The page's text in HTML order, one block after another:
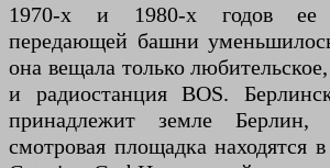
1970-х и 1980-х годов ее
передающей башни
она вещала только
и радиостанция BOS.
принадлежит земле
смотровая площадка находятся